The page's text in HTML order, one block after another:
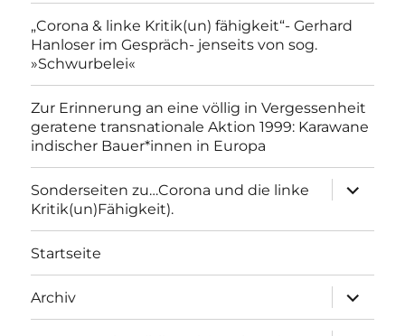
„Corona & linke Kritik(un) fähigkeit“- Gerhard
Hanloser im Gespräch- jenseits von sog.
»Schwurbelei«
Zur Erinnerung an eine völlig in Vergessenheit
geratene transnationale Aktion 1999: Karawane
indischer Bauer*innen in Europa
Sonderseiten zu…Corona und die linke
Kritik(un)Fähigkeit).
anzeigen
Startseite
Archiv
anzeigen